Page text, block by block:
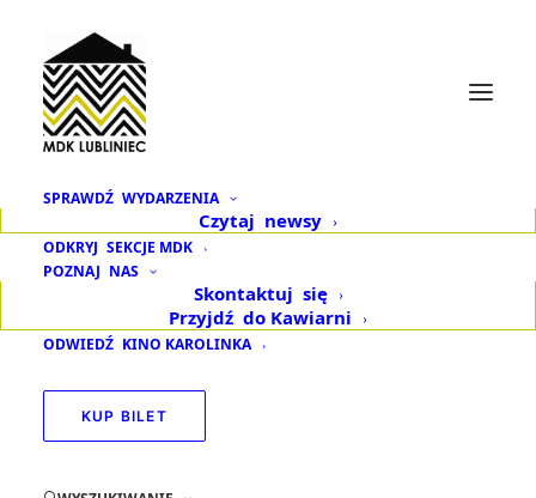
SPRAWDŹ WYDARZENIA
Czytaj newsy
ODKRYJ SEKCJE MDK
POZNAJ NAS
Skontaktuj się
Przyjdź do Kawiarni
ODWIEDŹ KINO KAROLINKA
KUP BILET
Wizyta Radia RMF FM
Fajnym Żółtym
Kamperem